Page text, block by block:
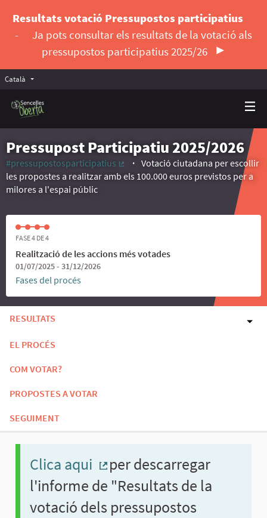
Resultats votació Pressupostos participatius
-
Ja pots consultar els resultats de la votació als
pressupostos participatius 2025/26
Català Triar la llengua
Pressupost Participatiu 2025/2026
#pressupostosparticipatius
(Enllaç extern)
Votació ciutadana per escollir
les propostes a realitzar amb els 100.000 euros previstos per a
milores a l'espai públic
FASE 4 DE 4
Realització de les accions més votades
01/07/2025 - 31/12/2026
Fases del procés
RESULTATS
EL PROCÉS
COM VOTAR?
PROPOSTES A VOTAR
SEGUIMENT
Clica aqui
(Enllaç extern)
per descarregar
l'informe de "Resultats de la
votació dels pressupostos